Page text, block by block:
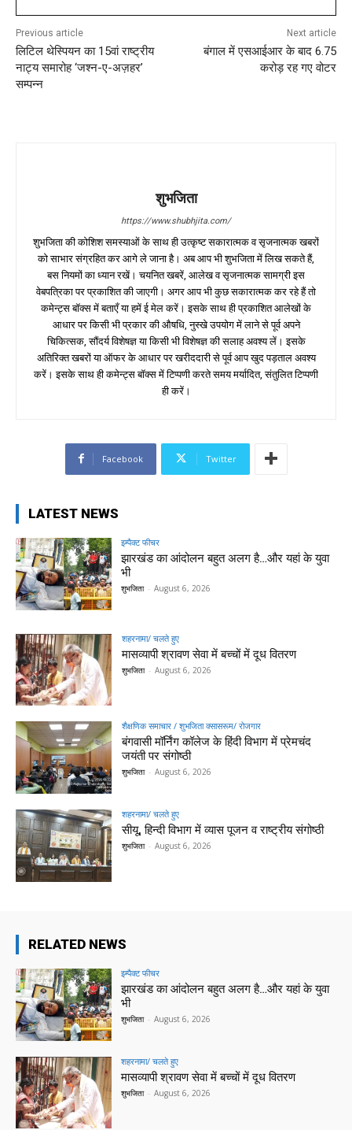
Previous article
लिटिल थेस्पियन का 15वां राष्ट्रीय
नाट्य समारोह ‘जश्न-ए-अज़हर’
सम्पन्न
Next article
बंगाल में एसआईआर के बाद 6.75
करोड़ रह गए वोटर
शुभजिता
https://www.shubhjita.com/
शुभजिता की कोशिश समस्याओं के साथ ही उत्कृष्ट सकारात्मक व सृजनात्मक खबरों
को साभार संग्रहित कर आगे ले जाना है। अब आप भी शुभजिता में लिख सकते हैं,
बस नियमों का ध्यान रखें। चयनित खबरें, आलेख व सृजनात्मक सामग्री इस
वेबपत्रिका पर प्रकाशित की जाएगी। अगर आप भी कुछ सकारात्मक कर रहे हैं तो
कमेन्ट्स बॉक्स में बताएँ या हमें ई मेल करें। इसके साथ ही प्रकाशित आलेखों के
आधार पर किसी भी प्रकार की औषधि, नुस्खे उपयोग में लाने से पूर्व अपने
चिकित्सक, सौंदर्य विशेषज्ञ या किसी भी विशेषज्ञ की सलाह अवश्य लें। इसके
अतिरिक्त खबरों या ऑफर के आधार पर खरीददारी से पूर्व आप खुद पड़ताल अवश्य
करें। इसके साथ ही कमेन्ट्स बॉक्स में टिप्पणी करते समय मर्यादित, संतुलित टिप्पणी
ही करें।
Facebook Twitter
LATEST NEWS
इम्पैक्ट फीचर
झारखंड का आंदोलन बहुत अलग है…और यहां के युवा
भी
शुभजिता - August 6, 2026
शहरनामा/ चलते हुए
मासव्यापी श्रावण सेवा में बच्चों में दूध वितरण
शुभजिता - August 6, 2026
शैक्षणिक समाचार / शुभजिता क्सासरूम/ रोजगार
बंगवासी मॉर्निंग कॉलेज के हिंदी विभाग में प्रेमचंद
जयंती पर संगोष्ठी
शुभजिता - August 6, 2026
शहरनामा/ चलते हुए
सीयू, हिन्दी विभाग में व्यास पूजन व राष्ट्रीय संगोष्ठी
शुभजिता - August 6, 2026
RELATED NEWS
इम्पैक्ट फीचर
झारखंड का आंदोलन बहुत अलग है…और यहां के युवा
भी
शुभजिता - August 6, 2026
शहरनामा/ चलते हुए
मासव्यापी श्रावण सेवा में बच्चों में दूध वितरण
शुभजिता - August 6, 2026